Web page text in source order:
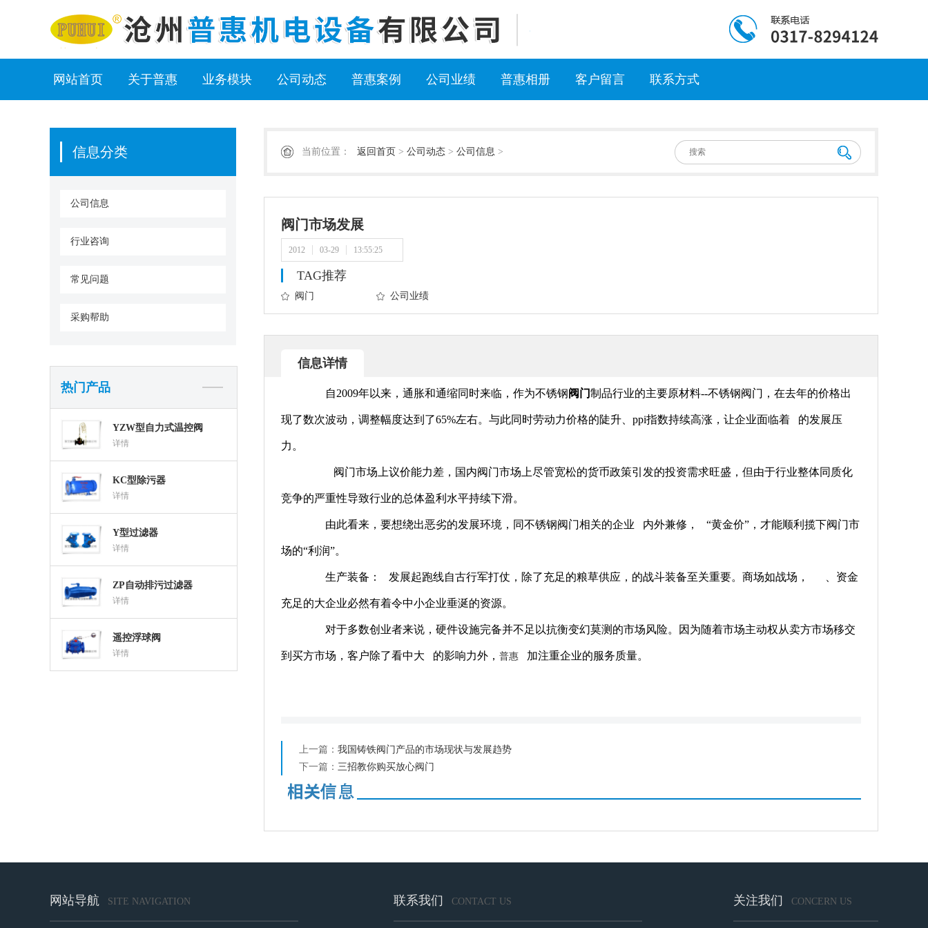
网站首页 关于普惠 业务模块 公司动态 普惠案例 公司业绩 普惠相册 客户留言 联系方式
信息分类
公司信息
行业咨询
常见问题
采购帮助
热门产品
YZW型自力式温控阀
详情
KC型除污器
详情
Y型过滤器
详情
ZP自动排污过滤器
详情
遥控浮球阀
详情
当前位置： 返回首页 > 公司动态 > 公司信息 >
阀门市场发展
2012 03-29 13:55:25
TAG推荐
阀门 公司业绩
信息详情
自2009年以来，通胀和通缩同时来临，作为不锈钢阀门制品行业的主要原材料--不锈钢阀门，在去年的价格出
现了数次波动，调整幅度达到了65%左右。与此同时劳动力价格的陡升、ppi指数持续高涨，让企业面临着 的发展压
力。
阀门市场上议价能力差，国内阀门市场上尽管宽松的货币政策引发的投资需求旺盛，但由于行业整体同质化
竞争的严重性导致行业的总体盈利水平持续下滑。
由此看来，要想绕出恶劣的发展环境，同不锈钢阀门相关的企业 内外兼修， “黄金价”，才能顺利揽下阀门市
场的“利润”。
生产装备： 发展起跑线自古行军打仗，除了充足的粮草供应，的战斗装备至关重要。商场如战场， 、资金
充足的大企业必然有着令中小企业垂涎的资源。
对于多数创业者来说，硬件设施完备并不足以抗衡变幻莫测的市场风险。因为随着市场主动权从卖方市场移交
到买方市场，客户除了看中大 的影响力外， 普惠 加注重企业的服务质量。
上一篇： 我国铸铁阀门产品的市场现状与发展趋势
下一篇： 三招教你购买放心阀门
网站导航 SITE NAVIGATION 联系我们 CONTACT US 关注我们 CONCERN US